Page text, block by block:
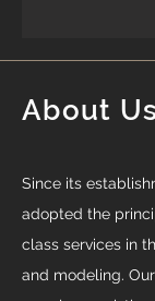
About Us
Since its
adopted the
class services in
and modeling.